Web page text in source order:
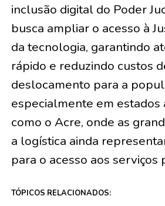
inclusão digital do Poder
busca ampliar o acesso à
da tecnologia, garantindo
rápido e reduzindo custos
deslocamento para a
especialmente em estados
como o Acre, onde as
a logística ainda
para o acesso aos serviços
TÓPICOS RELACIONADOS: